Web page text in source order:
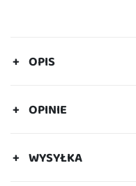
OPIS
OPINIE
WYSYŁKA